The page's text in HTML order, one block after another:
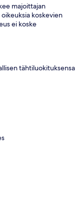
majoittajan
koskevien
ei koske
tähtiluokituksensa